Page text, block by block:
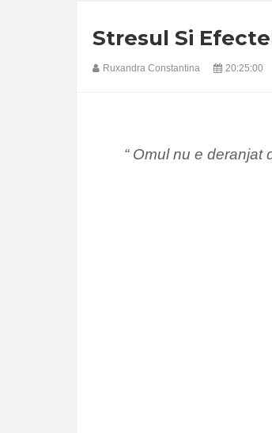
Stresul Si
Ruxandra Constantina 20:25:00
“ Omul nu e deranjat